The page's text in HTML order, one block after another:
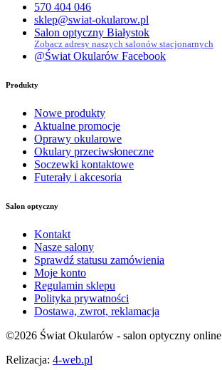
570 404 046
sklep@swiat-okularow.pl
Salon optyczny Białystok
Zobacz adresy naszych salonów stacjonarnych
@Świat Okularów Facebook
Produkty
Nowe produkty
Aktualne promocje
Oprawy okularowe
Okulary przeciwsłoneczne
Soczewki kontaktowe
Futerały i akcesoria
Salon optyczny
Kontakt
Nasze salony
Sprawdź statusu zamówienia
Moje konto
Regulamin sklepu
Polityka prywatności
Dostawa, zwrot, reklamacja
©2026 Świat Okularów - salon optyczny online
Relizacja: 4-web.pl